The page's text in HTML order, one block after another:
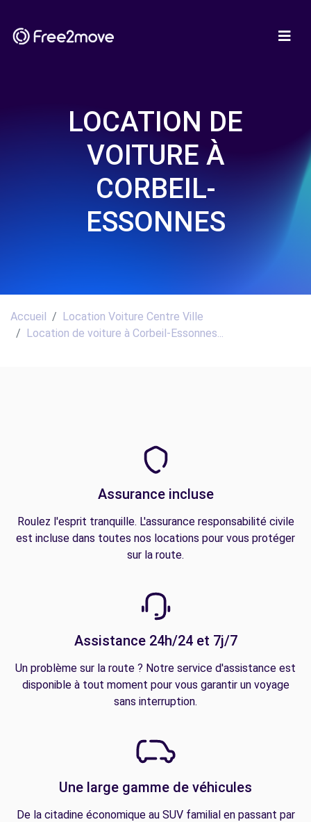
LOCATION DE
VOITURE À
CORBEIL-
ESSONNES
Accueil
Location Voiture Centre Ville
Location de voiture à Corbeil-Essonnes...
Assurance incluse
Roulez l'esprit tranquille. L'assurance responsabilité civile
est incluse dans toutes nos locations pour vous protéger
sur la route.
Assistance 24h/24 et 7j/7
Un problème sur la route ? Notre service d'assistance est
disponible à tout moment pour vous garantir un voyage
sans interruption.
Une large gamme de véhicules
De la citadine économique au SUV familial en passant par